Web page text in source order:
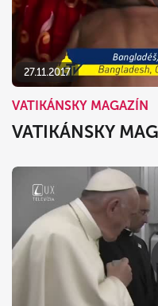
27.11.2017
VATIKÁNSKY MAGAZÍN
VATIKÁNSKY